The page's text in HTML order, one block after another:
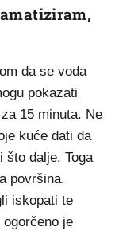
da se voda
pokazati
15 minuta. Ne
kuće dati da
što dalje. Toga
površina.
iskopati te
je